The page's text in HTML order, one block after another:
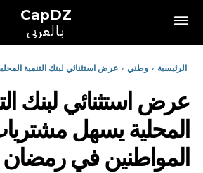
CapDZ
بالعربي
الرئيسية وطني
عرض استثنائي لبنك التنمية
عرض استثنائي لبنك
المحلية يسهل
المواطنين في رمضان